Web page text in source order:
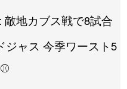
敵地カブス戦で8試合
ジャス 今季ワースト5